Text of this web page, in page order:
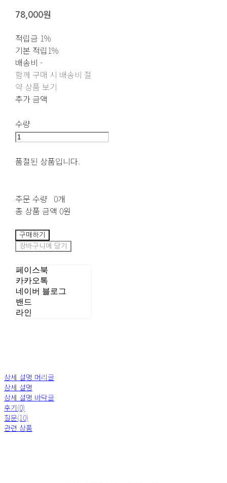
78,000원
적립금 1%
기본 적립1%
배송비 -
함께 구매 시 배송비 절
약 상품 보기
추가 금액
수량
품절된 상품입니다.
주문 수량 0개
총 상품 금액 0원
구매하기
장바구니에 담기
페이스북
카카오톡
네이버 블로그
밴드
라인
상세 설명 머리글
상세 설명
상세 설명 바닥글
후기(0)
질문(10)
관련 상품